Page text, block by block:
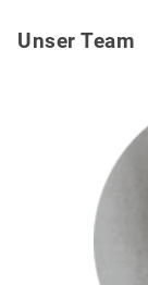
Unser Team